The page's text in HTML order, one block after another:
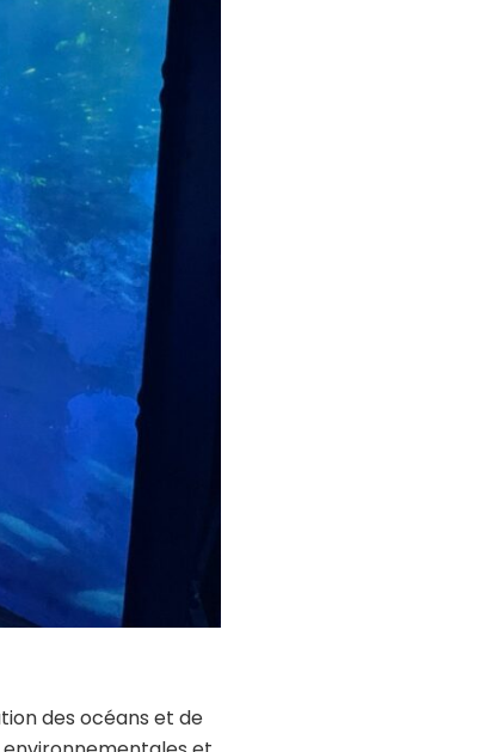
des océans et de